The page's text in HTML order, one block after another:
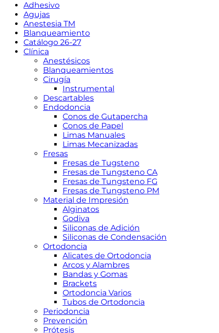
Adhesivo
Agujas
Anestesia TM
Blanqueamiento
Catálogo 26-27
Clínica
Anestésicos
Blanqueamientos
Cirugía
Instrumental
Descartables
Endodoncia
Conos de Gutapercha
Conos de Papel
Limas Manuales
Limas Mecanizadas
Fresas
Fresas de Tugsteno
Fresas de Tungsteno CA
Fresas de Tungsteno FG
Fresas de Tungsteno PM
Material de Impresión
Alginatos
Godiva
Siliconas de Adición
Siliconas de Condensación
Ortodoncia
Alicates de Ortodoncia
Arcos y Alambres
Bandas y Gomas
Brackets
Ortodoncia Varios
Tubos de Ortodoncia
Periodoncia
Prevención
Prótesis